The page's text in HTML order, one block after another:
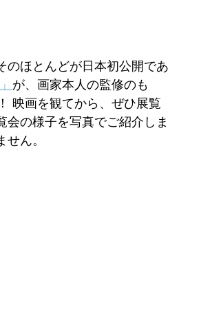
のほとんどが日本初公開であ
が、画家本人の監修のも
映画を観てから、ぜひ展覧
の様子を写真でご紹介しま
ん。